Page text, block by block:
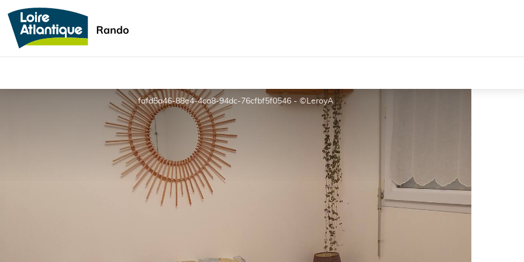
fafd5a46-88e4-4ca8-94dc-76cfbf5f0546 - ©LeroyA